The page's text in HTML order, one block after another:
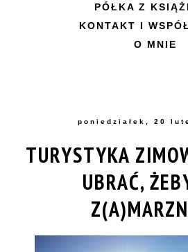
PÓŁKA Z
KONTAKT I
O MNIE
poniedziałek, 20
TURYSTYKA
UBRAĆ,